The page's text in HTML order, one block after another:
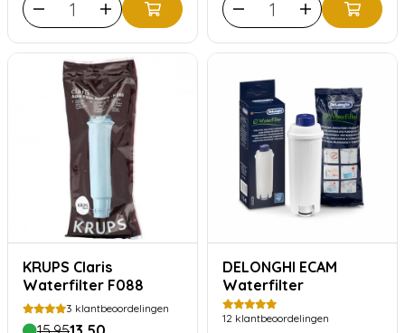
KRUPS Claris
Waterfilter F088
3 klantbeoordelingen
DELONGHI ECAM
Waterfilter
12 klantbeoordelingen